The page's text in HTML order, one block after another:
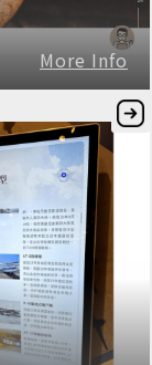
More Info